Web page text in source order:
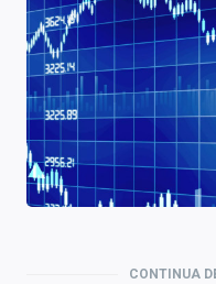
Comprar ou vender?
Carteiras Recomendadas
Central de Dividendos
Central de Fundos
Central dos IPOs
CONTINUA